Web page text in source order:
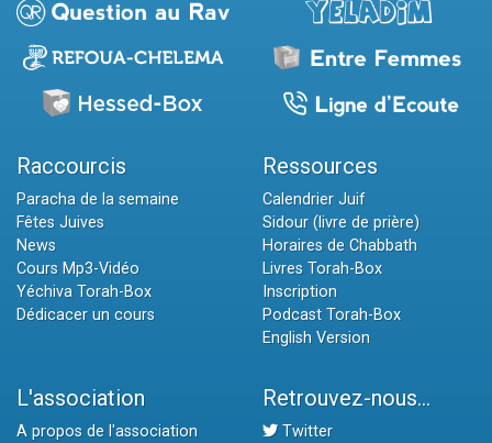
Raccourcis
Paracha de la semaine
Fêtes Juives
News
Cours Mp3-Vidéo
Yéchiva Torah-Box
Dédicacer un cours
Ressources
Calendrier Juif
Sidour (livre de prière)
Horaires de Chabbath
Livres Torah-Box
Inscription
Podcast Torah-Box
English Version
L'association
A propos de l'association
Retrouvez-nous...
Twitter